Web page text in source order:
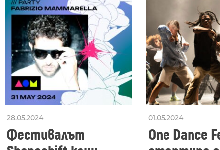
28.05.2024
Фестивалът
01.05.2024
One Dance